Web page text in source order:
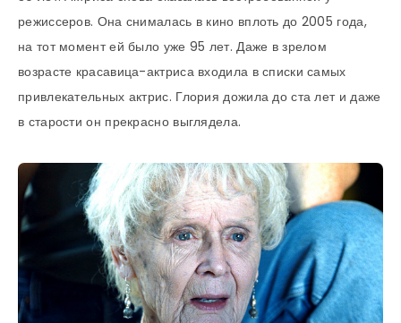
режиссеров. Она снималась в кино вплоть до 2005 года,
на тот момент ей было уже 95 лет. Даже в зрелом
возрасте красавица-актриса входила в списки самых
привлекательных актрис. Глория дожила до ста лет и даже
в старости он прекрасно выглядела.